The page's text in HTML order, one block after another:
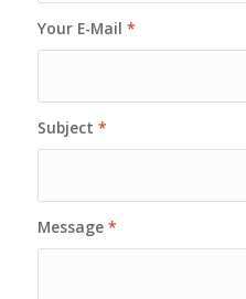
Your E-Mail *
Subject *
Message *